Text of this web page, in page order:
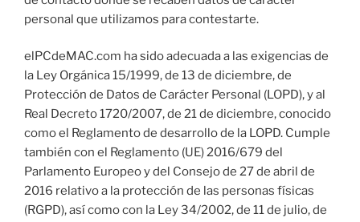
personal que utilizamos para contestarte.
elPCdeMAC.com ha sido adecuada a las exigencias de
la Ley Orgánica 15/1999, de 13 de diciembre, de
Protección de Datos de Carácter Personal (LOPD), y al
Real Decreto 1720/2007, de 21 de diciembre, conocido
como el Reglamento de desarrollo de la LOPD. Cumple
también con el Reglamento (UE) 2016/679 del
Parlamento Europeo y del Consejo de 27 de abril de
2016 relativo a la protección de las personas físicas
(RGPD), así como con la Ley 34/2002, de 11 de julio, de